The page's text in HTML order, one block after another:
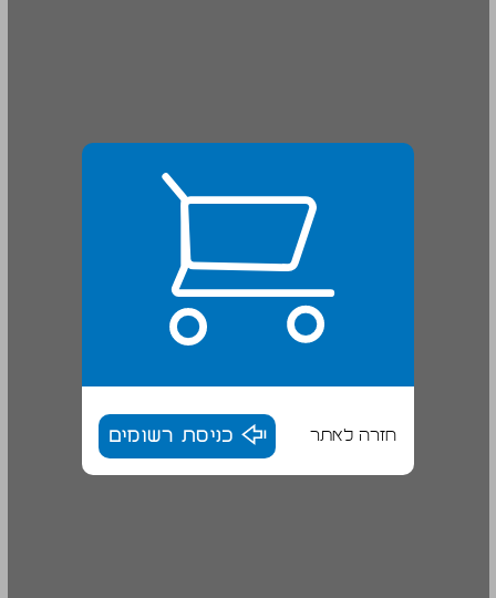
חזרה לאתר כניסת רשומים